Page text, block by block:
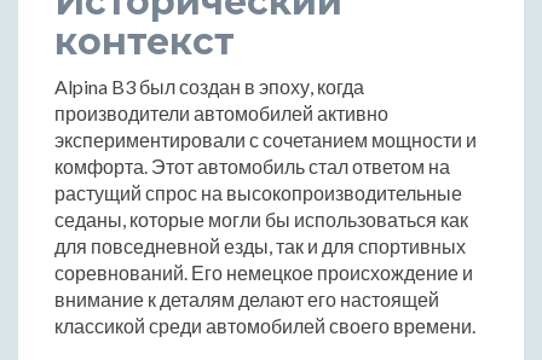
контекст
Alpina B3 был создан в эпоху, когда
производители автомобилей активно
экспериментировали с сочетанием мощности и
комфорта. Этот автомобиль стал ответом на
растущий спрос на высокопроизводительные
седаны, которые могли бы использоваться как
для повседневной езды, так и для спортивных
соревнований. Его немецкое происхождение и
внимание к деталям делают его настоящей
классикой среди автомобилей своего времени.